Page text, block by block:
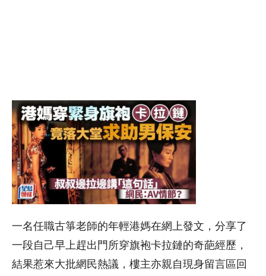
一名任職古箏老師的年輕港媽在網上發文，分享了
一段自己早上趕出門所穿旗袍卡拉鏈的奇葩經歷，
結果惹來大批網民熱議，樓主亦親自現身留言區回